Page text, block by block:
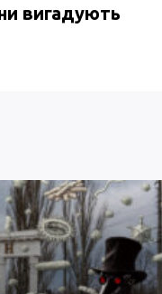
вигадують